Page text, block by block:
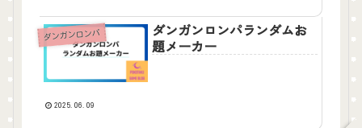
ダンガンロンパ
ダンガンロンパランダムお
題メーカー
2025.06.09